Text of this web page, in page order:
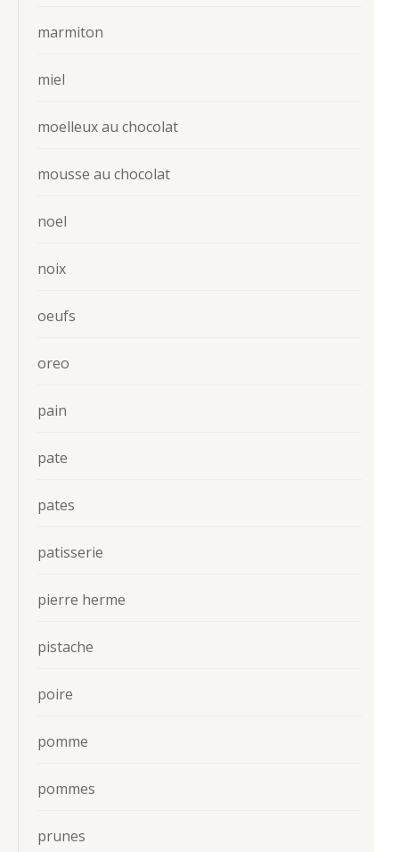
marmiton
miel
moelleux au chocolat
mousse au chocolat
noel
noix
oeufs
oreo
pain
pate
pates
patisserie
pierre herme
pistache
poire
pomme
pommes
prunes